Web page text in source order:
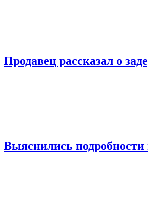
Продавец рассказал о
Выяснились подробности